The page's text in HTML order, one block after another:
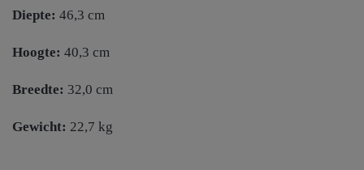
Diepte: 46,3 cm
Hoogte: 40,3 cm
Breedte: 32,0 cm
Gewicht: 22,7 kg